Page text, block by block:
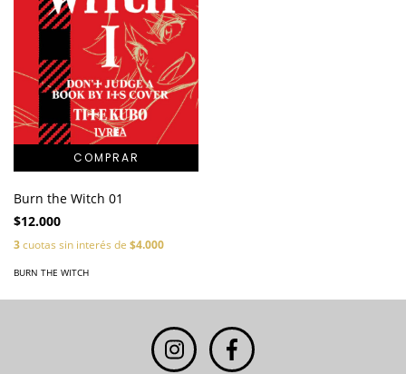
Burn the Witch 01
$12.000
3cuotas sin interés de $4.000
BURN THE WITCH